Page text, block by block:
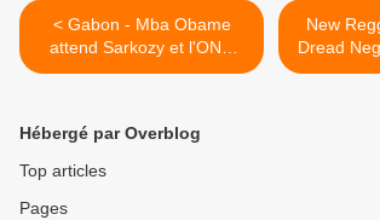
< Gabon - Mba Obame
attend Sarkozy et l'ONU
pour renverser Ali Bongo le
New
Dread
Hébergé par Overblog
Top articles
Pages